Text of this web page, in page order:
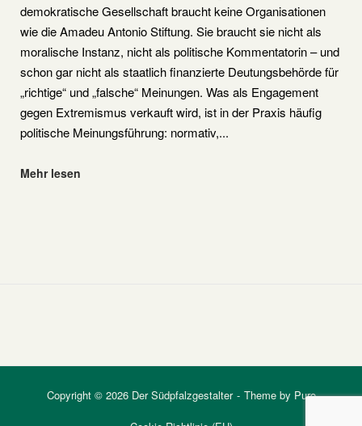
demokratische Gesellschaft braucht keine Organisationen
wie die Amadeu Antonio Stiftung. Sie braucht sie nicht als
moralische Instanz, nicht als politische Kommentatorin – und
schon gar nicht als staatlich finanzierte Deutungsbehörde für
„richtige“ und „falsche“ Meinungen. Was als Engagement
gegen Extremismus verkauft wird, ist in der Praxis häufig
politische Meinungsführung: normativ,...
"Amadeu
Mehr lesen
Copyright © 2026 Der Südpfalzgestalter Theme by Puro